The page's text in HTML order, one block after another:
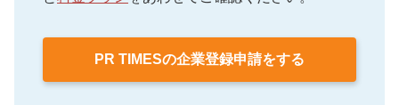
PR TIMESの企業登録申請をする